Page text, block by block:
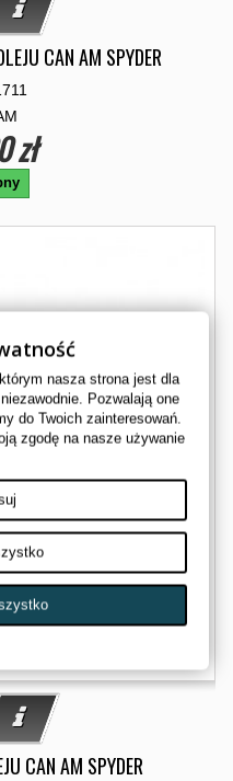
CAN AM SPYDER
zł
CAN AM SPYDER
nasza strona jest dla
Pozwalają one
do Twoich zainteresowań.
zgodę na nasze używanie